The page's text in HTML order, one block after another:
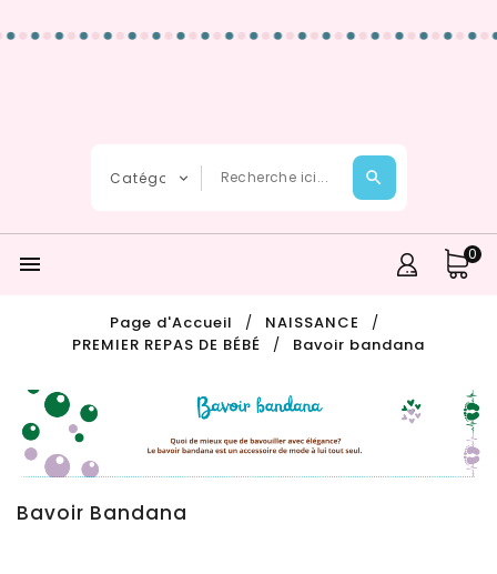
 0
Page d'Accueil
NAISSANCE
PREMIER REPAS DE BÉBÉ
Bavoir bandana
Bavoir Bandana